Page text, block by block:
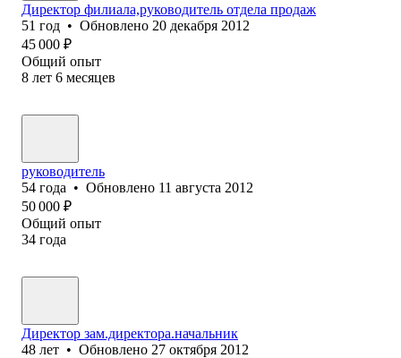
Директор филиала,руководитель отдела продаж
51 год • Обновлено 20 декабря 2012
45 000 ₽
Общий опыт
8 лет 6 месяцев
руководитель
54 года • Обновлено 11 августа 2012
50 000 ₽
Общий опыт
34 года
Директор зам.директора.начальник
48 лет • Обновлено 27 октября 2012